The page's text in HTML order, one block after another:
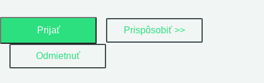
Prijať Prispôsobiť >>
Odmietnuť